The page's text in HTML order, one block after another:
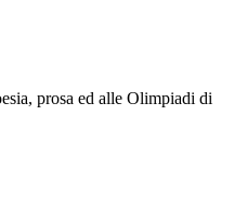
prosa ed alle Olimpiadi di